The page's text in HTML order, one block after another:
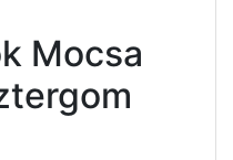
Mocsa